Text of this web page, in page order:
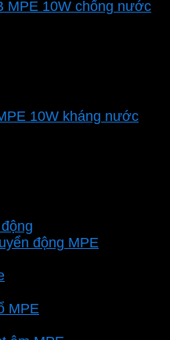
10W kháng nước
động MPE
MPE